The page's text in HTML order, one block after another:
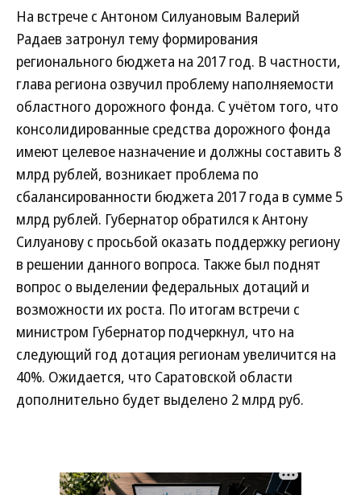
На встрече с Антоном Силуановым Валерий
Радаев затронул тему формирования
регионального бюджета на 2017 год. В частности,
глава региона озвучил проблему наполняемости
областного дорожного фонда. С учётом того, что
консолидированные средства дорожного фонда
имеют целевое назначение и должны составить 8
млрд рублей, возникает проблема по
сбалансированности бюджета 2017 года в сумме 5
млрд рублей. Губернатор обратился к Антону
Силуанову с просьбой оказать поддержку региону
в решении данного вопроса. Также был поднят
вопрос о выделении федеральных дотаций и
возможности их роста. По итогам встречи с
министром Губернатор подчеркнул, что на
следующий год дотация регионам увеличится на
40%. Ожидается, что Саратовской области
дополнительно будет выделено 2 млрд руб.